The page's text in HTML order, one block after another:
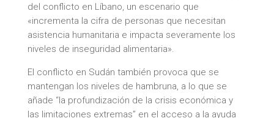
del conflicto en Líbano, un escenario que
«incrementa la cifra de personas que necesitan
asistencia humanitaria e impacta severamente los
niveles de inseguridad alimentaria».
El conflicto en Sudán también provoca que se
mantengan los niveles de hambruna, a lo que se
añade “la profundización de la crisis económica y
las limitaciones extremas” en el acceso a la ayuda